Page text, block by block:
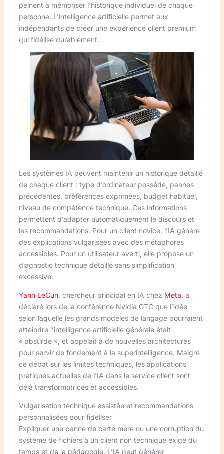
peinent à mémoriser l’historique individuel de chaque
personne. L’intelligence artificielle permet aux
indépendants de créer une expérience client premium
qui fidélise durablement.
Les systèmes IA peuvent maintenir un historique détaillé
de chaque client : type d’ordinateur possédé, pannes
précédentes, préférences exprimées, budget habituel,
niveau de compétence technique. Ces informations
permettent d’adapter automatiquement le discours et
les recommandations. Pour un client novice, l’IA génère
des explications vulgarisées avec des métaphores
accessibles. Pour un utilisateur averti, elle propose un
diagnostic technique détaillé sans simplification
excessive.
Yann LeCun, chercheur principal en IA chez Meta , a
déclaré lors de la conférence Nvidia GTC que l’idée
selon laquelle les grands modèles de langage pourraient
atteindre l’intelligence artificielle générale était
« absurde », et appelait à de nouvelles architectures
pour servir de fondement à la superintelligence. Malgré
ce débat sur les limites techniques, les applications
pratiques actuelles de l’IA dans le service client sont
déjà transformatrices et accessibles.
Vulgarisation technique assistée et recommandations
personnalisées pour fidéliser
Expliquer une panne de carte mère ou une corruption du
système de fichiers à un client non technique exige du
temps et de la pédagogie. L’IA peut générer